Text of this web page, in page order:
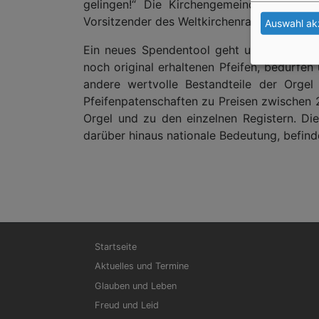
gelingen!“ Die Kirchengemeinde Lahm
Vorsitzender des Weltkirchenrats und
Ein neues Spendentool geht unter
noch original erhaltenen Pfeifen, bedürfen
andere wertvolle Bestandteile der
Pfeifenpatenschaften zu Preisen
Orgel und zu den einzelnen Registern.
darüber hinaus nationale Bedeutung,
Hauptnavigation
Startseite
Aktuelles und Termine
Glauben und Leben
Freud und Leid
Auswahl